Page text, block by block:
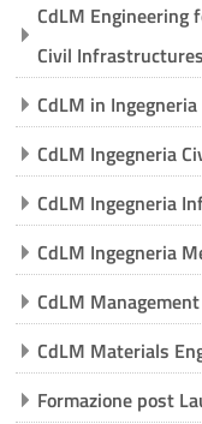
CdLM Engineering
Civil Infrastructures
CdLM in
CdLM Ingegneria
CdLM Ingegneria
CdLM Ingegneria
CdLM
CdLM Materials
Formazione post